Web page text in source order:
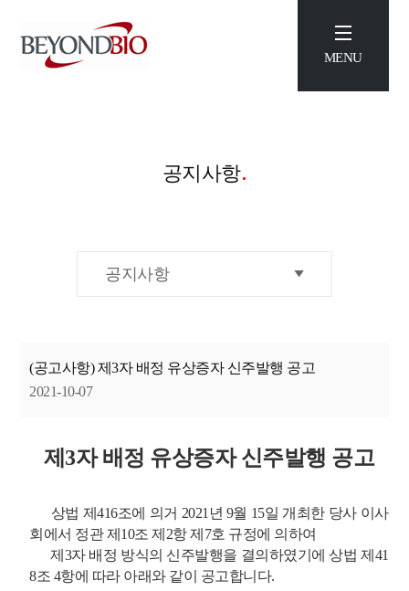
MENU
공지사항.
(공고사항) 제3자 배정 유상증자 신주발행 공고
2021-10-07
제 3자 배정 유상증자 신주발행 공고
상법 제416조에 의거 2021 년 9월 15일 개최한 당사 이사
회에서 정관 제 10조 제 2항 제 7호 규정에 의하여
제 3자 배정 방식의 신주발행을 결의하였기에 상법 제 41
8조 4항에 따라 아래와 같이 공고합니다.